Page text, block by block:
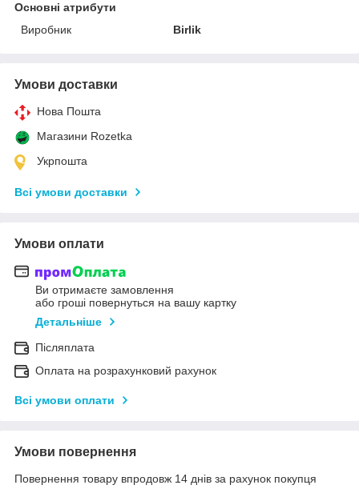
Основні атрибути
Виробник
Birlik
Умови доставки
Нова Пошта
Магазини Rozetka
Укрпошта
Всі умови доставки
Умови оплати
Ви отримаєте замовлення
або гроші повернуться на вашу картку
Детальніше
Післяплата
Оплата на розрахунковий рахунок
Всі умови оплати
Умови повернення
Повернення товару впродовж 14 днів за рахунок покупця